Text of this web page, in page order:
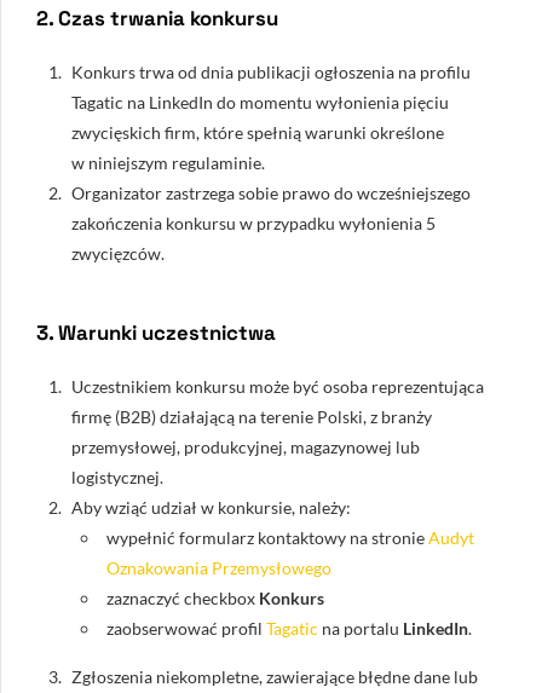
2. Czas trwania konkursu
Konkurs trwa od dnia publikacji ogłoszenia na profilu
Tagatic na LinkedIn do momentu wyłonienia pięciu
zwycięskich firm, które spełnią warunki określone
w niniejszym regulaminie.
Organizator zastrzega sobie prawo do wcześniejszego
zakończenia konkursu w przypadku wyłonienia 5
zwycięzców.
3. Warunki uczestnictwa
Uczestnikiem konkursu może być osoba reprezentująca
firmę (B2B) działającą na terenie Polski, z branży
przemysłowej, produkcyjnej, magazynowej lub
logistycznej.
Aby wziąć udział w konkursie, należy:
wypełnić formularz kontaktowy na stronieAudyt
Oznakowania Przemysłowego
zaznaczyć checkbox Konkurs
zaobserwować profil Tagatic na portalu LinkedIn.
Zgłoszenia niekompletne, zawierające błędne dane lub